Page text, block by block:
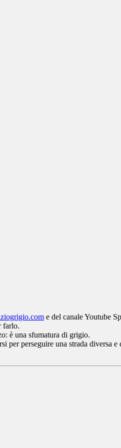
e del canale Youtube
farlo.
è una sfumatura di grigio.
perseguire una strada diversa